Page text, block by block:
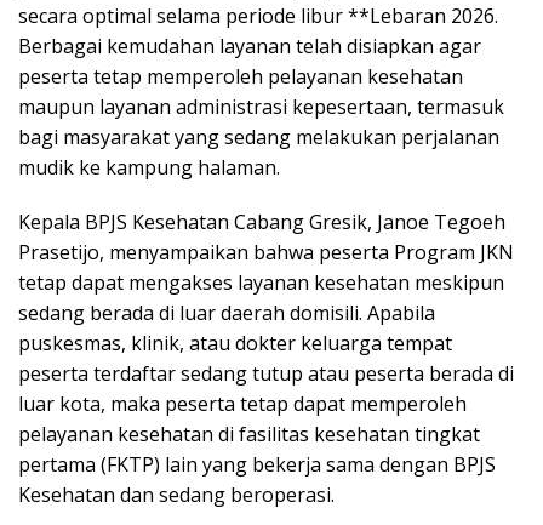
secara optimal selama periode libur **Lebaran 2026.
Berbagai kemudahan layanan telah disiapkan agar
peserta tetap memperoleh pelayanan kesehatan
maupun layanan administrasi kepesertaan, termasuk
bagi masyarakat yang sedang melakukan perjalanan
mudik ke kampung halaman.
Kepala BPJS Kesehatan Cabang Gresik, Janoe Tegoeh
Prasetijo, menyampaikan bahwa peserta Program JKN
tetap dapat mengakses layanan kesehatan meskipun
sedang berada di luar daerah domisili. Apabila
puskesmas, klinik, atau dokter keluarga tempat
peserta terdaftar sedang tutup atau peserta berada di
luar kota, maka peserta tetap dapat memperoleh
pelayanan kesehatan di fasilitas kesehatan tingkat
pertama (FKTP) lain yang bekerja sama dengan BPJS
Kesehatan dan sedang beroperasi.